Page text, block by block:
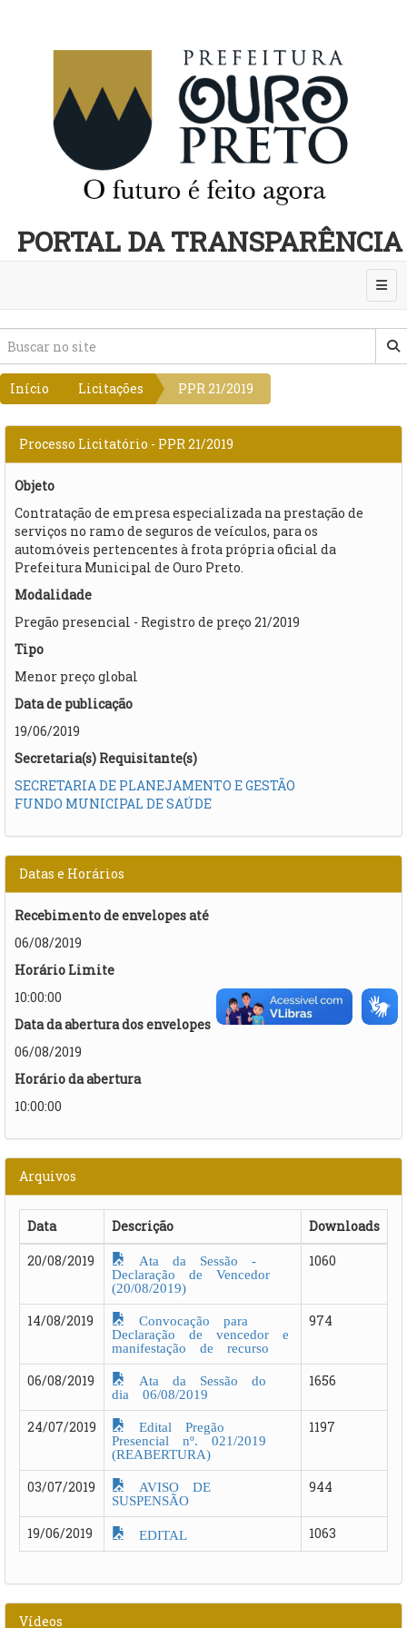
PORTAL DA TRANSPARÊNCIA
Início Licitações PPR 21/2019
Processo Licitatório - PPR 21/2019
Objeto
​Contratação de empresa especializada na prestação de
serviços no ramo de seguros de veículos, para os
automóveis pertencentes à frota própria oficial da
Prefeitura Municipal de Ouro Preto.
Modalidade
Pregão presencial - Registro de preço 21/2019
Tipo
Menor preço global
Data de publicação
19/06/2019
Secretaria(s) Requisitante(s)
SECRETARIA DE PLANEJAMENTO E GESTÃO
FUNDO MUNICIPAL DE SAÚDE
Datas e Horários
Recebimento de envelopes até
06/08/2019
Horário Limite
10:00:00
Data da abertura dos envelopes
06/08/2019
Horário da abertura
10:00:00
Arquivos
Data Descrição
Downloads
20/08/2019
Ata da Sessão -
Declaração de Vencedor
(20/08/2019)
1060
14/08/2019
Convocação para
Declaração de vencedor e
manifestação de recurso
974
06/08/2019
Ata da Sessão do
dia 06/08/2019
1656
24/07/2019
Edital Pregão
Presencial nº. 021/2019
(REABERTURA)
1197
03/07/2019
AVISO DE
SUSPENSÃO
944
19/06/2019 EDITAL 1063
Vídeos